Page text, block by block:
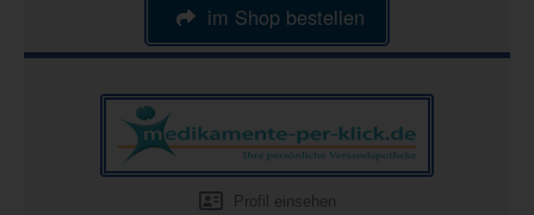
im Shop bestellen
Profil einsehen